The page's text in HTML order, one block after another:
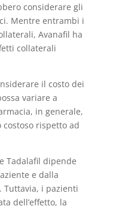
considerare gli
Mentre entrambi i
Avanafil ha
collaterali
il costo dei
variare a
in generale,
rispetto ad
Tadalafil dipende
e dalla
Tuttavia, i pazienti
dell’effetto, la